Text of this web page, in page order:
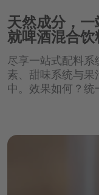
天然成分，
就啤酒混合
尽享一站式配料
素、甜味系统与果
中。效果如何？统